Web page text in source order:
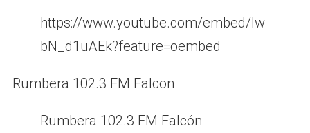
https://www.youtube.com/embed/Iw
bN_d1uAEk?feature=oembed
Rumbera 102.3 FM Falcon
Rumbera 102.3 FM Falcón